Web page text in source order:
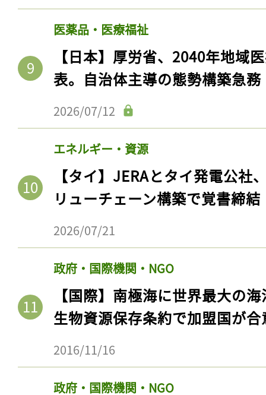
医薬品・医療福祉
【日本】厚労省、2040年地域
表。自治体主導の態勢構築急務
2026/07/12
エネルギー・資源
【タイ】JERAとタイ発電公社
リューチェーン構築で覚書締結
2026/07/21
政府・国際機関・NGO
【国際】南極海に世界最大の
生物資源保存条約で加盟国が合
2016/11/16
政府・国際機関・NGO
記事をお気に入りに
ログインが必
ログイン